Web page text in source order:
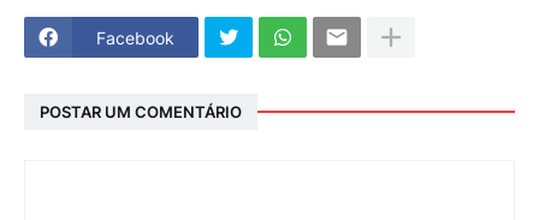
Facebook
POSTAR UM COMENTÁRIO